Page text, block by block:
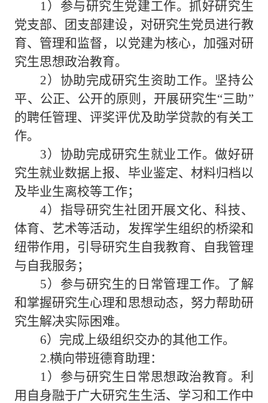
1）参与研究生党建工作。抓好研究生
党支部、团支部建设，对研究生党员进行教
育、管理和监督，以党建为核心，加强对研
究生思想政治教育。
2）协助完成研究生资助工作。坚持公
平、公正、公开的原则，开展研究生“三助”
的聘任管理、评奖评优及助学贷款的有关工
作。
3）协助完成研究生就业工作。做好研
究生就业数据上报、毕业鉴定、材料归档以
及毕业生离校等工作；
4）指导研究生社团开展文化、科技、
体育、艺术等活动，发挥学生组织的桥梁和
纽带作用，引导研究生自我教育、自我管理
与自我服务；
5）参与研究生的日常管理工作。了解
和掌握研究生心理和思想动态，努力帮助研
究生解决实际困难。
6）完成上级组织交办的其他工作。
2.横向带班德育助理：
1）参与研究生日常思想政治教育。利
用自身融于广大研究生生活、学习和工作中